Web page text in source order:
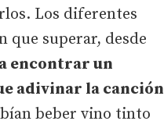
Los diferentes
que superar, desde
encontrar un
adivinar la canción
beber vino tinto